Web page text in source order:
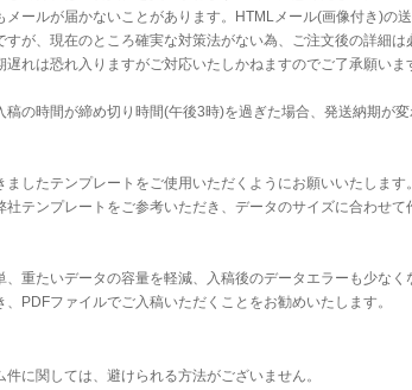
ールが届かないことがあります。HTMLメール(画像付き)の送
が、現在のところ確実な対策法がない為、ご注文後の詳細は
れは恐れ入りますがご対応いたしかねますのでご了承願いま
の時間が締め切り時間(午後3時)を過ぎた場合、発送納期が変
したテンプレートをご使用いただくようにお願いいたします。
社テンプレート をご参考いただき、データのサイズに合わせて
重たいデータの容量を軽減、入稿後のデータエラーも少なく
PDFファイルでご入稿いただくことをお勧めいたします。
に関しては、避けられる方法がございません。